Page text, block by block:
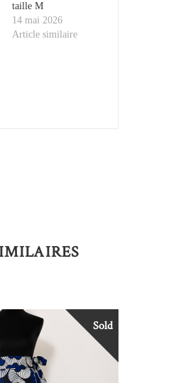
taille M
14 mai 2026
Article similaire
Sold